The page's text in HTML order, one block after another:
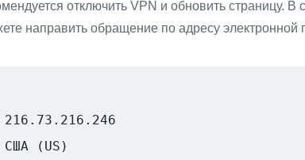
отключить VPN и обновить страницу. В
направить обращение по адресу электронной
216.73.216.246
США (US)